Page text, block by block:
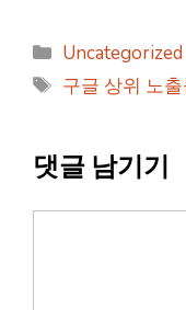
카
테
고
Uncategorized
태
구글 상위 노
댓글 남기기